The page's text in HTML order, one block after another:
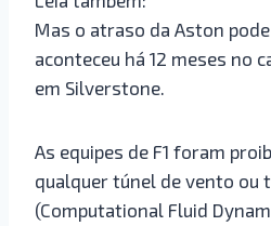
Mas o atraso da Aston
aconteceu há 12 meses no
em Silverstone.
As equipes de F1 foram
qualquer túnel de vento ou
(Computational Fluid